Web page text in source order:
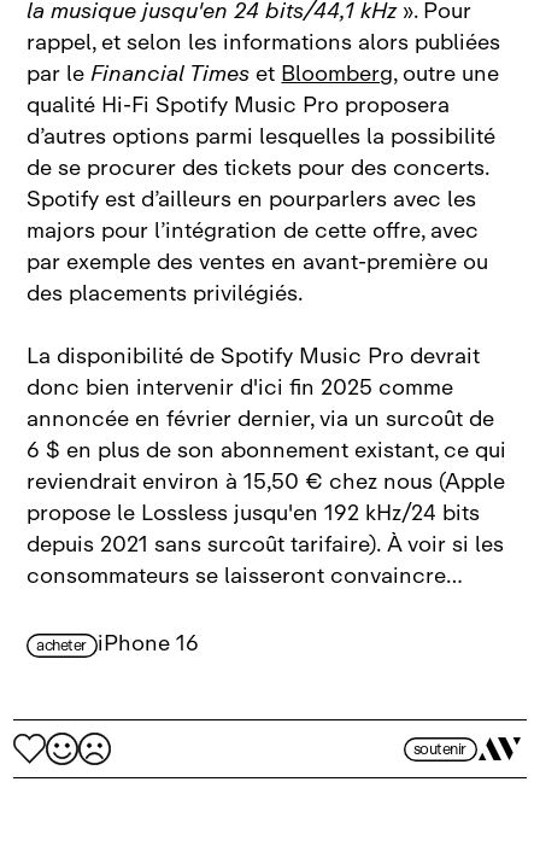
la musique jusqu'en 24 bits/44,1 kHz». Pour
rappel, et selon les informations alors publiées
par leFinancial Times etBloomberg, outre une
qualité Hi‑Fi Spotify Music Pro proposera
d’autres options parmi lesquelles la possibilité
de se procurer des tickets pour des concerts.
Spotify est d’ailleurs en pourparlers avec les
majors pour l’intégration de cette offre, avec
par exemple des ventes en avant‑première ou
des placements privilégiés.
La disponibilité de Spotify Music Pro devrait
donc bien intervenir d'ici fin 2025 comme
annoncée en février dernier, via un surcoût de
6 $ en plus de son abonnement existant, ce qui
reviendrait environ à 15,50 € chez nous (Apple
propose le Lossless jusqu'en 192 kHz/24 bits
depuis 2021 sans surcoût tarifaire). À voir si les
consommateurs se laisseront convaincre…
acheter iPhone 16
soutenir